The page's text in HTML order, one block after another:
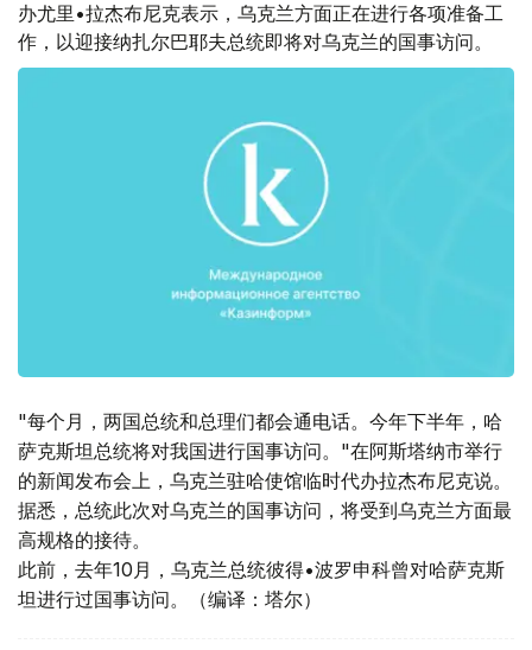
办尤里•拉杰布尼克表示，乌克兰方面正在进行各项准备工
作，以迎接纳扎尔巴耶夫总统即将对乌克兰的国事访问。
"每个月，两国总统和总理们都会通电话。今年下半年，哈
萨克斯坦总统将对我国进行国事访问。"在阿斯塔纳市举行
的新闻发布会上，乌克兰驻哈使馆临时代办拉杰布尼克说。
据悉，总统此次对乌克兰的国事访问，将受到乌克兰方面最
高规格的接待。
此前，去年10月，乌克兰总统彼得•波罗申科曾对哈萨克斯
坦进行过国事访问。（编译：塔尔）